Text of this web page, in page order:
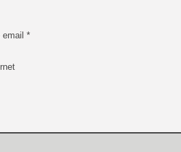
[GK] Oubliez Crazy Taxi,
[LS] [Switch] NSZ 5.0.0
[GK] No More Room in
[GK] Un chatbot Atelier
[GK] Mémoire cash -
[GK] Nvidia : le prix des
[GK] Suikoden Star Leap
[Mo5] La mini borne
email *